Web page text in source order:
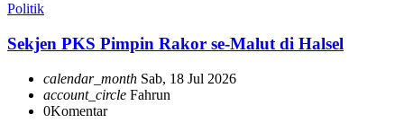
Politik
Sekjen PKS Pimpin Rakor se-Malut di Halsel
calendar_month Sab, 18 Jul 2026
account_circle Fahrun
0Komentar